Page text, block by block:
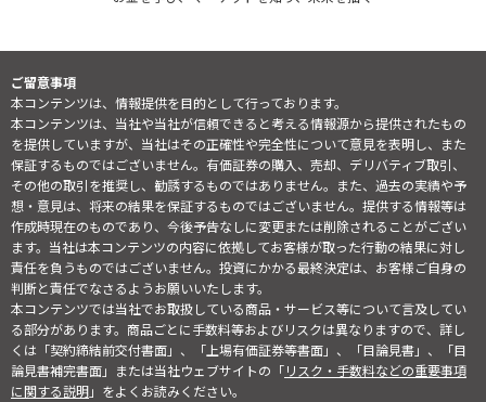
ご留意事項
本コンテンツは、情報提供を目的として行っております。
本コンテンツは、当社や当社が信頼できると考える情報源から提供されたもの
を提供していますが、当社はその正確性や完全性について意見を表明し、また
保証するものではございません。有価証券の購入、売却、デリバティブ取引、
その他の取引を推奨し、勧誘するものではありません。また、過去の実績や予
想・意見は、将来の結果を保証するものではございません。提供する情報等は
作成時現在のものであり、今後予告なしに変更または削除されることがござい
ます。当社は本コンテンツの内容に依拠してお客様が取った行動の結果に対し
責任を負うものではございません。投資にかかる最終決定は、お客様ご自身の
判断と責任でなさるようお願いいたします。
本コンテンツでは当社でお取扱している商品・サービス等について言及してい
る部分があります。商品ごとに手数料等およびリスクは異なりますので、詳し
くは「契約締結前交付書面」、「上場有価証券等書面」、「目論見書」、「目
論見書補完書面」または当社ウェブサイトの「リスク・手数料などの重要事項
に関する説明」をよくお読みください。